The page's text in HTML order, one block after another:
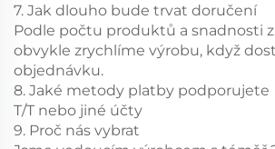
7. Jak dlouho bude trvat doručení
Podle počtu produktů a snadnosti
obvykle zrychlíme výrobu, když
objednávku.
8. Jaké metody platby podporujete
T/T nebo jiné účty
9. Proč nás vybrat